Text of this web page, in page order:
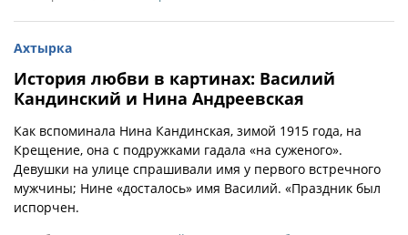
Ахтырка
История любви в картинах: Василий
Кандинский и Нина Андреевская
Как вспоминала Нина Кандинская, зимой 1915 года, на
Крещение, она с подружками гадала «на суженого».
Девушки на улице спрашивали имя у первого встречного
мужчины; Нине «досталось» имя Василий. «Праздник был
испорчен.